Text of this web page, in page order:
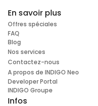
En savoir plus
Offres spéciales
FAQ
Blog
Nos services
Contactez-nous
A propos de INDIGO Neo
Developer Portal
INDIGO Groupe
Infos